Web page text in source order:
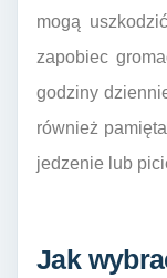
mogą
zapobiec
godziny
również
jedzenie lub
Jak